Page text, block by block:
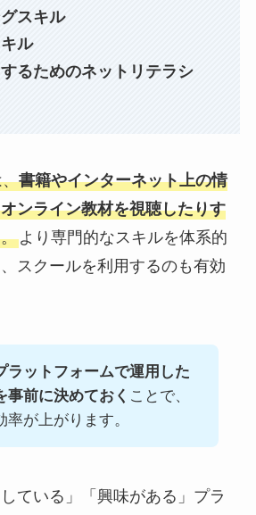
スキル
ル
るためのネットリテラシ
書籍やインターネット上の情
ンライン教材を視聴したりす
より専門的なスキルを体系的
スクールを利用するのも有効
ラットフォームで運用した
事前に決めておく ことで、
率が上がります。
ている」「興味がある」プラ